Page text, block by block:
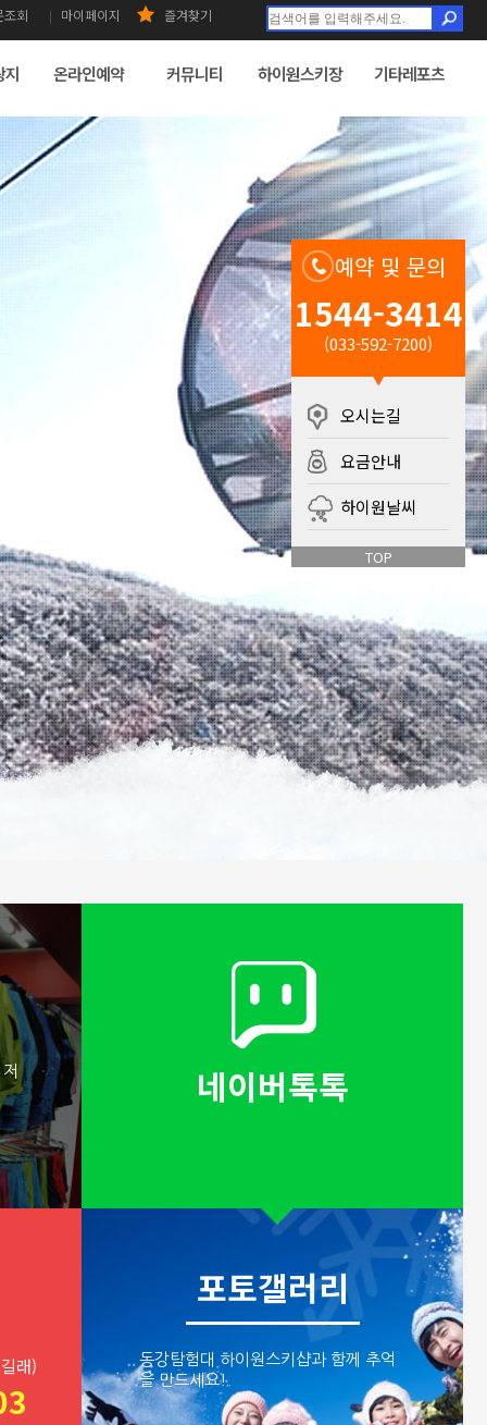
조회 마이페이지 즐겨찾기
지 온라인예약 커뮤니티 하이원스키장 기타레포츠
예약 및 문의
1544-3414
(033-592-7200)
오시는길
요금안내
하이원날씨
TOP
래)
네이버톡톡
포토갤러리
동강탐험대 하이원스키샵과 함께 추억
을 만드세요!.